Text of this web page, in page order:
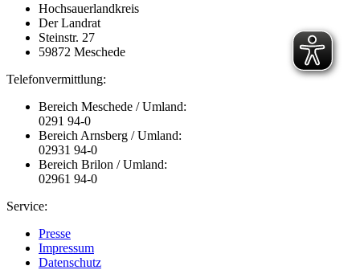
Hochsauerlandkreis
Der Landrat
Steinstr. 27
59872 Meschede
Telefonvermittlung:
Bereich Meschede / Umland:
0291 94-0
Bereich Arnsberg / Umland:
02931 94-0
Bereich Brilon / Umland:
02961 94-0
Service:
Presse
Impressum
Datenschutz